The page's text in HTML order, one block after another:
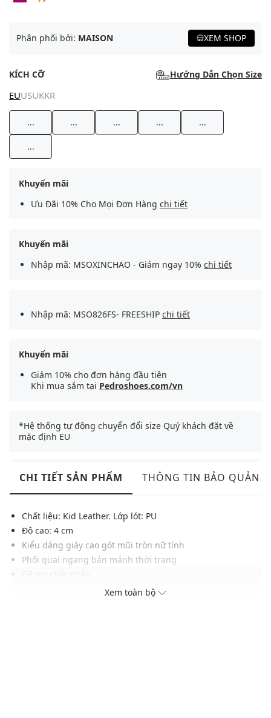
Phân phối bởi: MAISON XEM SHOP
KÍCH CỠ Hướng Dẫn Chọn Size
EUUSUKKR
... ... ... ... ...
...
Khuyến mãi
Ưu Đãi 10% Cho Mọi Đơn Hàng chi tiết
Khuyến mãi
Nhập mã: MSOXINCHAO - Giảm ngay 10% chi tiết
Nhập mã: MSO826FS- FREESHIP chi tiết
Khuyến mãi
Giảm 10% cho đơn hàng đầu tiên
Khi mua sắm tại Pedroshoes.com/vn
*Hệ thống tự động chuyển đổi size Quý khách đặt về
mặc định EU
CHI TIẾT SẢN PHẨM THÔNG TIN BẢO QUẢN
Chất liệu: Kid Leather. Lớp lót: PU
Độ cao: 4 cm
Kiểu dáng giày cao gót mũi tròn nữ tính
Phối quai ngang bản mảnh thời trang
Gam màu hiện đại, phù hợp với nhiều trang phục
Xem toàn bộ